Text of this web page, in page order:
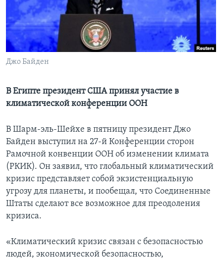
Learning English
СОЦИАЛЬНЫЕ СЕТИ
Языки
Джо Байден
В Египте президент США принял участие в
климатической конференции ООН
В Шарм-эль-Шейхе в пятницу президент Джо
Байден выступил на 27-й Конференции сторон
Рамочной конвенции ООН об изменении климата
(РКИК). Он заявил, что глобальный климатический
кризис представляет собой экзистенциальную
угрозу для планеты, и пообещал, что Соединенные
Штаты сделают все возможное для преодоления
кризиса.
«Климатический кризис связан с безопасностью
людей, экономической безопасностью,